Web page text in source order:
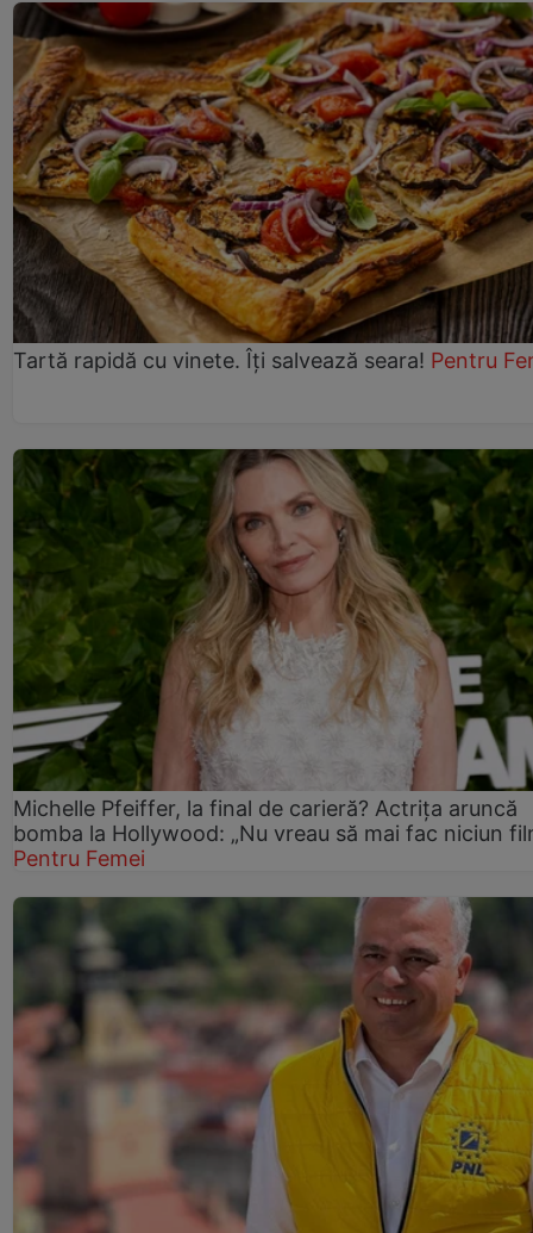
Tartă rapidă cu vinete. Îți salvează seara! Pentru
Michelle Pfeiffer, la final de carieră? Actrița aruncă
bomba la Hollywood: „Nu vreau să mai fac niciun
Pentru Femei